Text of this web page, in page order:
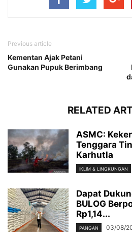
Previous article
Kementan Ajak Petani
Gunakan Pupuk Berimbang
RELATED
ASMC:
Tenggara
Karhutla
IKLIM & LINGKUNGAN
Dapat
BULOG
Rp1,14...
PANGAN 03/08/